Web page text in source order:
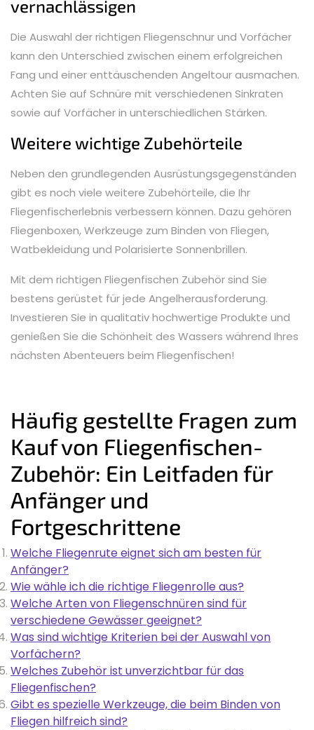
vernachlässigen
Die Auswahl der richtigen Fliegenschnur und Vorfächer
kann den Unterschied zwischen einem erfolgreichen
Fang und einer enttäuschenden Angeltour ausmachen.
Achten Sie auf Schnüre mit verschiedenen Sinkraten
sowie auf Vorfächer in unterschiedlichen Stärken.
Weitere wichtige Zubehörteile
Neben den grundlegenden Ausrüstungsgegenständen
gibt es noch viele weitere Zubehörteile, die Ihr
Fliegenfischerlebnis verbessern können. Dazu gehören
Fliegenboxen, Werkzeuge zum Binden von Fliegen,
Watbekleidung und Polarisierte Sonnenbrillen.
Mit dem richtigen Fliegenfischen Zubehör sind Sie
bestens gerüstet für jede Angelherausforderung.
Investieren Sie in qualitativ hochwertige Produkte und
genießen Sie die Schönheit des Wassers während Ihres
nächsten Abenteuers beim Fliegenfischen!
Häufig gestellte Fragen zum
Kauf von Fliegenfischen-
Zubehör: Ein Leitfaden für
Anfänger und
Fortgeschrittene
Welche Fliegenrute eignet sich am besten für
Anfänger?
Wie wähle ich die richtige Fliegenrolle aus?
Welche Arten von Fliegenschnüren sind für
verschiedene Gewässer geeignet?
Was sind wichtige Kriterien bei der Auswahl von
Vorfächern?
Welches Zubehör ist unverzichtbar für das
Fliegenfischen?
Gibt es spezielle Werkzeuge, die beim Binden von
Fliegen hilfreich sind?